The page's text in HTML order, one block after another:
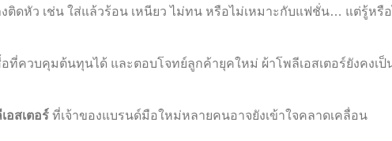
งติดหัว เช่น ใส่แล้วร้อน เหนียว ไม่ทน หรือไม่เหมาะกับแฟชั่น… แต่รู้หรื
ที่ควบคุมต้นทุนได้ และตอบโจทย์ลูกค้ายุคใหม่ ผ้าโพลีเอสเตอร์ยังคง
อสเตอร์ ที่เจ้าของแบรนด์มือใหม่หลายคนอาจยังเข้าใจคลาดเคลื่อน